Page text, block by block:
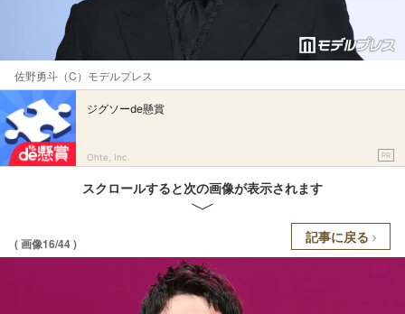
佐野勇斗（C）モデルプレス
ジグソーde懸賞
Ohte, Inc. PR
スクロールすると次の画像が表示されます
( 画像16/44 ) 記事に戻る